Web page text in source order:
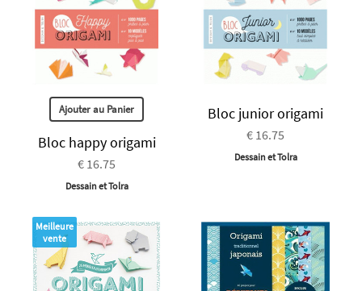
Ajouter au Panier
Bloc happy origami
€ 16.75
Dessain et Tolra
Bloc junior origami
€ 16.75
Dessain et Tolra
Meilleure
vente